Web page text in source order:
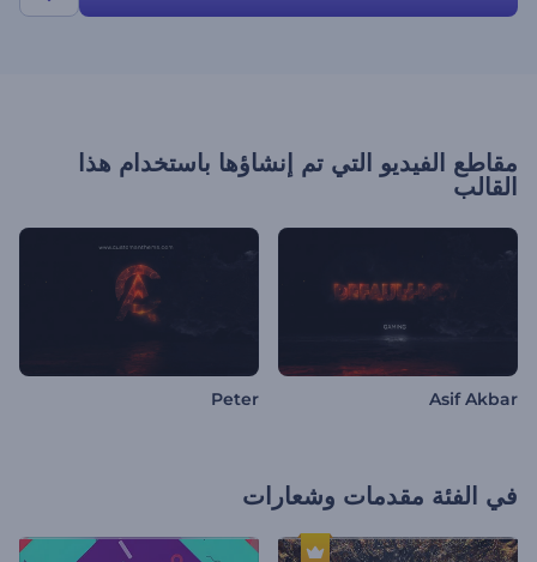
مقاطع الفيديو التي تم إنشاؤها باستخدام هذا
القالب
Asif Akbar
Peter
في الفئة مقدمات وشعارات